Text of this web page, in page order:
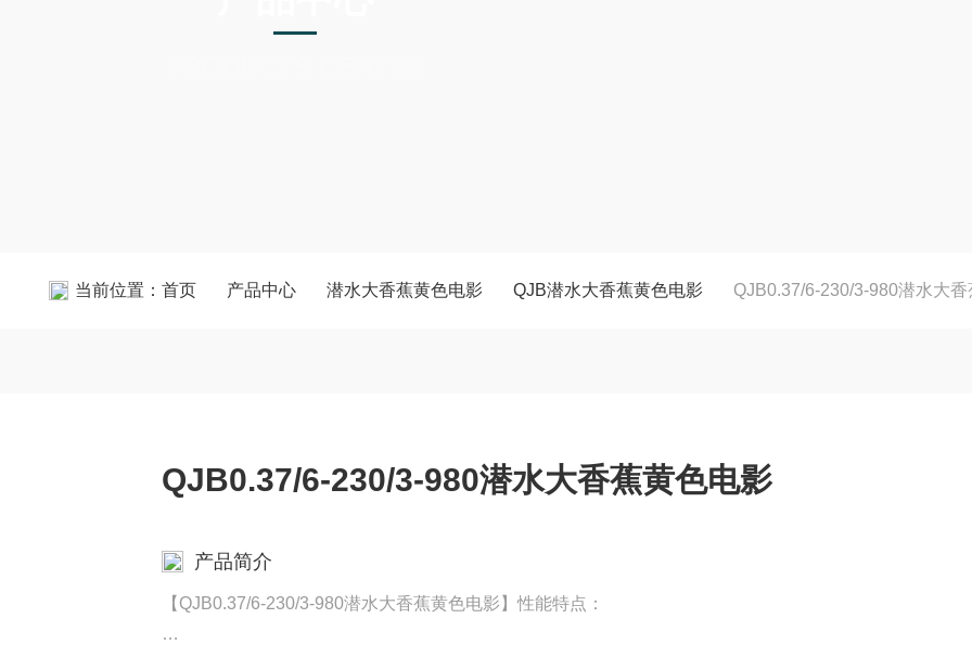
当前位置： 首页 产品中心 潜水大香蕉黄色电影 QJB潜水大香蕉黄色电影 QJB0.37/6-230/3-980潜水大
QJB0.37/6-230/3-980潜水大香蕉黄色电影
产品简介
【QJB0.37/6-230/3-980潜水大香蕉黄色电影】性能特点：